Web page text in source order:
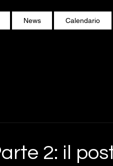
News Calendario
2: il